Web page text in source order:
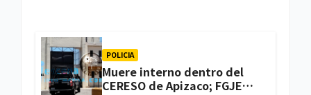
POLICIA
Muere interno dentro del
CERESO de Apizaco; FGJE